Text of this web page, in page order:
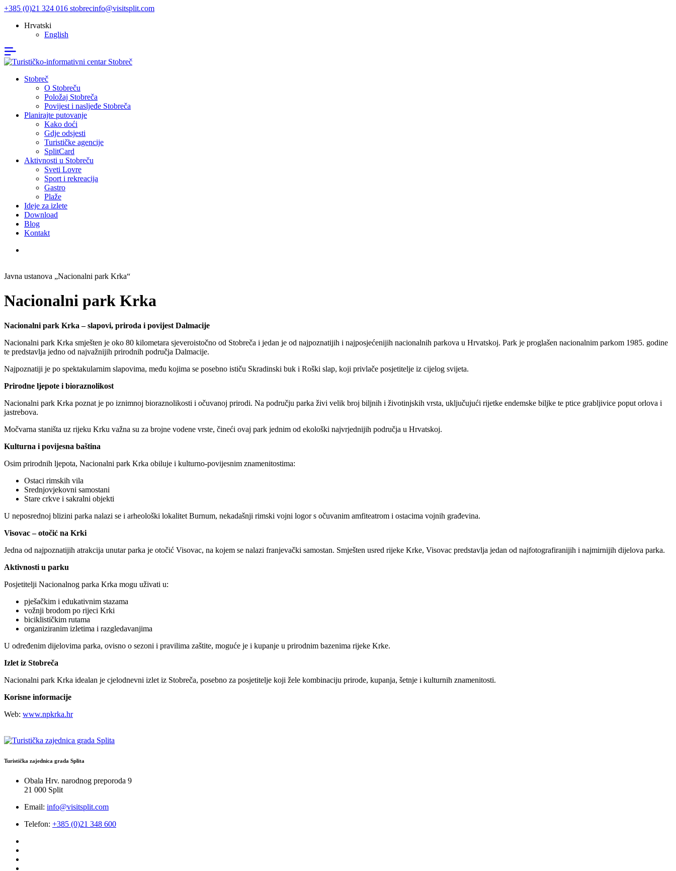
+385 (0)21 324 016 stobrecinfo@visitsplit.com
Hrvatski
English
Stobreč
O Stobreču
Položaj Stobreča
Povijest i nasljeđe Stobreča
Planirajte putovanje
Kako doći
Gdje odsjesti
Turističke agencije
SplitCard
Aktivnosti u Stobreču
Sveti Lovre
Sport i rekreacija
Gastro
Plaže
Ideje za izlete
Download
Blog
Kontakt
Javna ustanova „Nacionalni park Krka“
Nacionalni park Krka
Nacionalni park Krka – slapovi, priroda i povijest Dalmacije
Nacionalni park Krka smješten je oko 80 kilometara sjeveroistočno od Stobreča i jedan je od najpoznatijih i najposjećenijih nacionalnih parkova u Hrvatskoj. Park je proglašen nacionalnim parkom 1985. godine
te predstavlja jedno od najvažnijih prirodnih područja Dalmacije.
Najpoznatiji je po spektakularnim slapovima, među kojima se posebno ističu Skradinski buk i Roški slap, koji privlače posjetitelje iz cijelog svijeta.
Prirodne ljepote i bioraznolikost
Nacionalni park Krka poznat je po iznimnoj bioraznolikosti i očuvanoj prirodi. Na području parka živi velik broj biljnih i životinjskih vrsta, uključujući rijetke endemske biljke te ptice grabljivice poput orlova i
jastrebova.
Močvarna staništa uz rijeku Krku važna su za brojne vodene vrste, čineći ovaj park jednim od ekološki najvrjednijih područja u Hrvatskoj.
Kulturna i povijesna baština
Osim prirodnih ljepota, Nacionalni park Krka obiluje i kulturno-povijesnim znamenitostima:
Ostaci rimskih vila
Srednjovjekovni samostani
Stare crkve i sakralni objekti
U neposrednoj blizini parka nalazi se i arheološki lokalitet Burnum, nekadašnji rimski vojni logor s očuvanim amfiteatrom i ostacima vojnih građevina.
Visovac – otočić na Krki
Jedna od najpoznatijih atrakcija unutar parka je otočić Visovac, na kojem se nalazi franjevački samostan. Smješten usred rijeke Krke, Visovac predstavlja jedan od najfotografiranijih i najmirnijih dijelova parka.
Aktivnosti u parku
Posjetitelji Nacionalnog parka Krka mogu uživati u:
pješačkim i edukativnim stazama
vožnji brodom po rijeci Krki
biciklističkim rutama
organiziranim izletima i razgledavanjima
U određenim dijelovima parka, ovisno o sezoni i pravilima zaštite, moguće je i kupanje u prirodnim bazenima rijeke Krke.
Izlet iz Stobreča
Nacionalni park Krka idealan je cjelodnevni izlet iz Stobreča, posebno za posjetitelje koji žele kombinaciju prirode, kupanja, šetnje i kulturnih znamenitosti.
Korisne informacije
Web: www.npkrka.hr
Turistička zajednica grada Splita
Obala Hrv. narodnog preporoda 9
21 000 Split
Email: info@visitsplit.com
Telefon: +385 (0)21 348 600